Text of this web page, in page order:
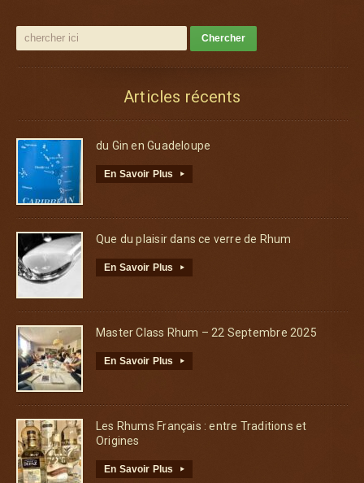
Articles récents
du Gin en Guadeloupe
En Savoir Plus ▸
Que du plaisir dans ce verre de Rhum
En Savoir Plus ▸
Master Class Rhum – 22 Septembre 2025
En Savoir Plus ▸
Les Rhums Français : entre Traditions et
Origines
En Savoir Plus ▸